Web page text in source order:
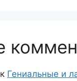
к Гениальные и